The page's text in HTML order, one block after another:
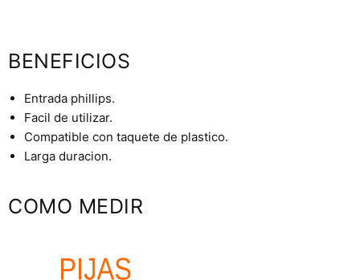
BENEFICIOS
Entrada phillips.
Facil de utilizar.
Compatible con taquete de plastico.
Larga duracion.
COMO MEDIR